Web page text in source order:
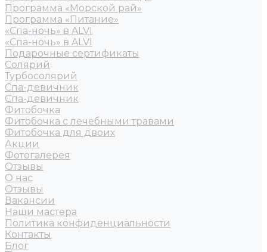
Программа «Морской рай»
Программа «Питание»
«Спа-ночь» в ALVI
«Спа-ночь» в ALVI
Подарочные сертификаты
Солярий
Турбосолярий
Спа-девичник
Спа-девичник
Фитобочка
Фитобочка с лечебными травами
Фитобочка для двоих
Акции
Фотогалерея
Отзывы
О нас
Отзывы
Вакансии
Наши мастера
Политика конфиденциальности
Контакты
Блог